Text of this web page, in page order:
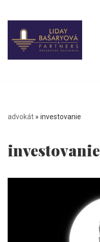
Preskočiť
na
obsah
advokát » investovanie
investovanie